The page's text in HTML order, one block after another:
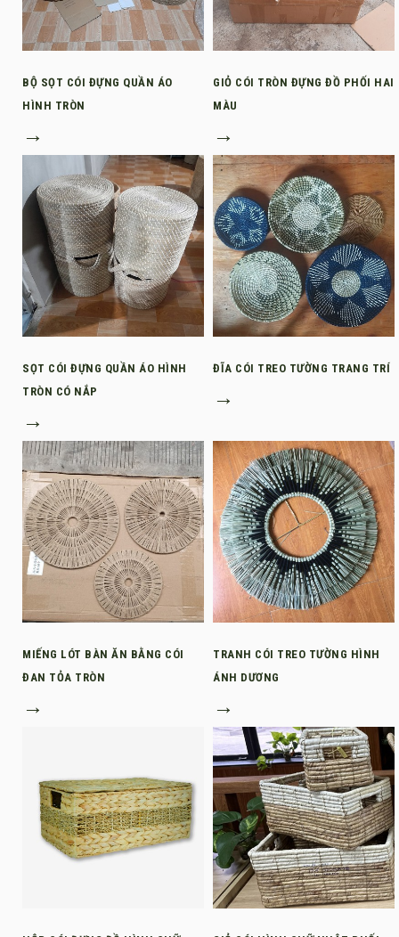
BỘ SỌT CÓI ĐỰNG QUẦN ÁO
HÌNH TRÒN
→
GIỎ CÓI TRÒN ĐỰNG ĐỒ PHỐI HAI
MÀU
→
SỌT CÓI ĐỰNG QUẦN ÁO HÌNH
TRÒN CÓ NẮP
→
ĐĨA CÓI TREO TƯỜNG TRANG TRÍ
→
MIẾNG LÓT BÀN ĂN BẰNG CÓI
ĐAN TỎA TRÒN
→
TRANH CÓI TREO TƯỜNG HÌNH
ÁNH DƯƠNG
→